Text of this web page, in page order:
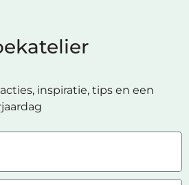
inspiratie, tips en een